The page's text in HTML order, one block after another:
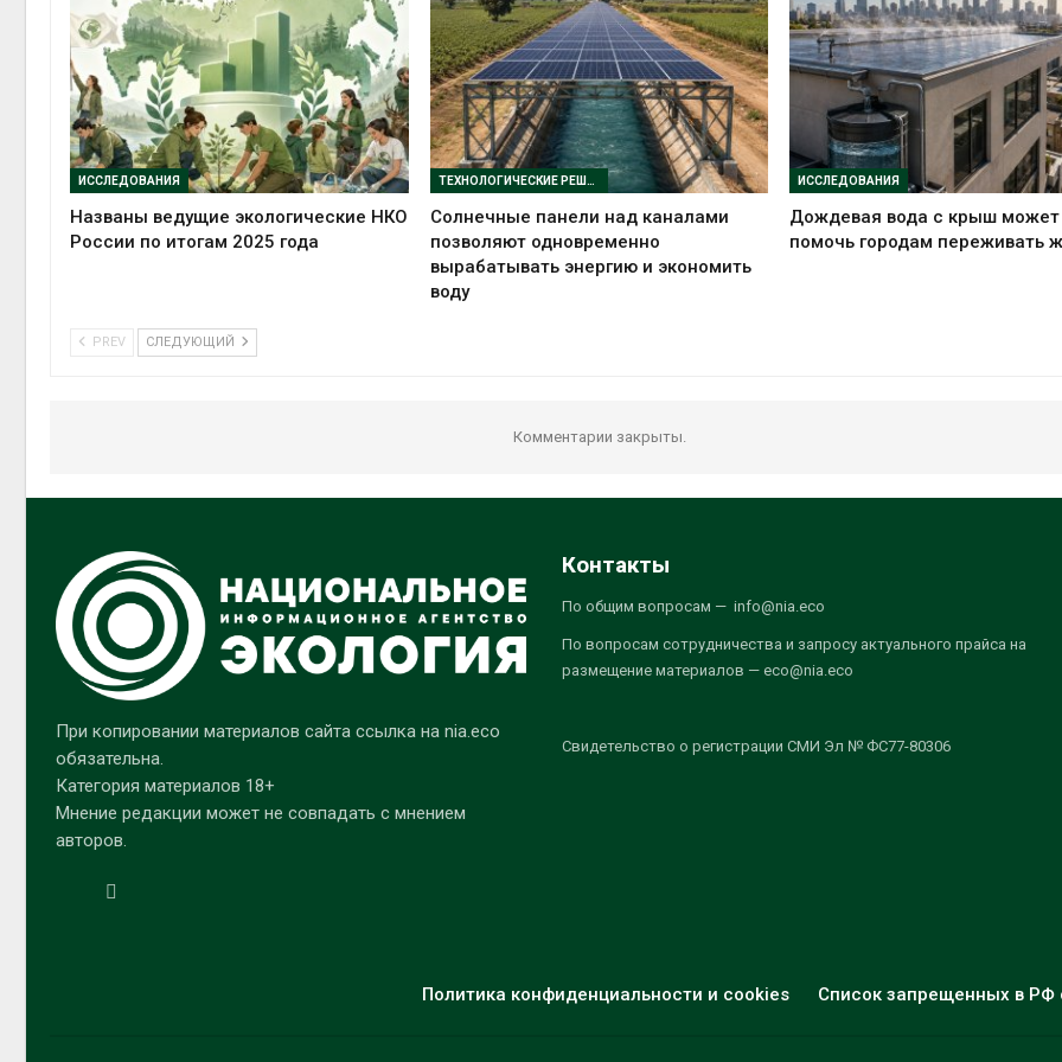
ИССЛЕДОВАНИЯ
Названы ведущие экологические НКО
России по итогам 2025 года
ТЕХНОЛОГИЧЕСКИЕ РЕШЕНИЯ
Солнечные панели над каналами
позволяют одновременно
вырабатывать энергию и экономить
воду
ИССЛЕДОВАНИЯ
Дождевая вода с крыш может
помочь городам переживать
PREV СЛЕДУЮЩИЙ
Комментарии закрыты.
При копировании материалов сайта ссылка на nia.eco
обязательна.
Категория материалов 18+
Мнение редакции может не совпадать с мнением
авторов.
Контакты
По общим вопросам — info@nia.eco
По вопросам сотрудничества и запросу актуального прайса на
размещение материалов — eco@nia.eco
Свидетельство о регистрации СМИ Эл № ФС77-80306
Политика конфиденциальности и cookies Список запрещенных в РФ